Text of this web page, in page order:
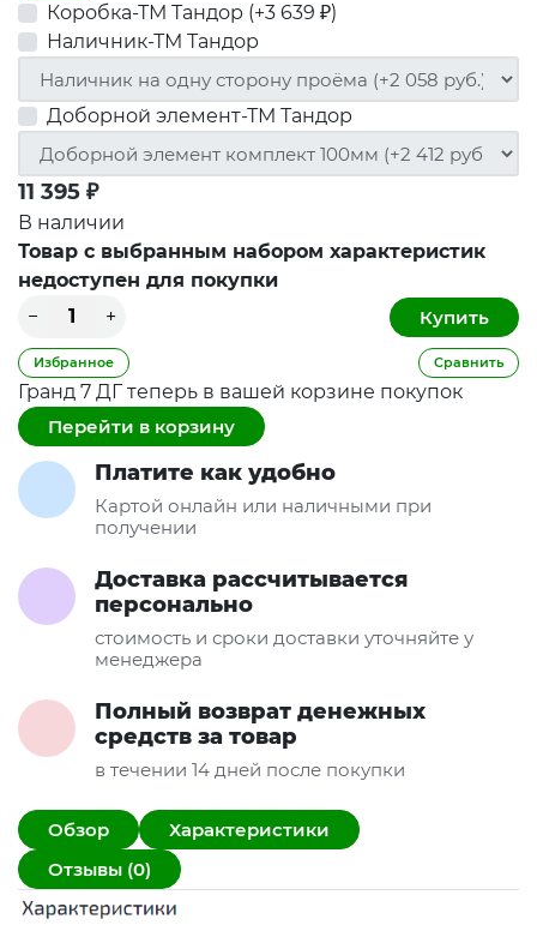
Коробка-ТМ Тандор (+3 639 ₽)
Наличник-ТМ Тандор
Доборной элемент-ТМ Тандор
11 395 ₽
В наличии
Товар с выбранным набором характеристик
недоступен для покупки
Избранное Сравнить
Гранд 7 ДГ теперь в вашей корзине покупок
Перейти в корзину
Платите как удобно
Картой онлайн или наличными при
получении
Доставка рассчитывается
персонально
стоимость и сроки доставки уточняйте у
менеджера
Полный возврат денежных
средств за товар
в течении 14 дней после покупки
Обзор
Характеристики
Отзывы (0)